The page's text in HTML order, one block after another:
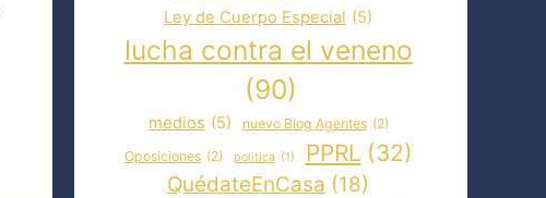
Ley de Cuerpo Especial (5)
lucha contra el veneno
(90)
medios (5) nuevo Blog Agentes (2)
Oposiciones (2) politica (1) PPRL (32)
QuédateEnCasa (18)